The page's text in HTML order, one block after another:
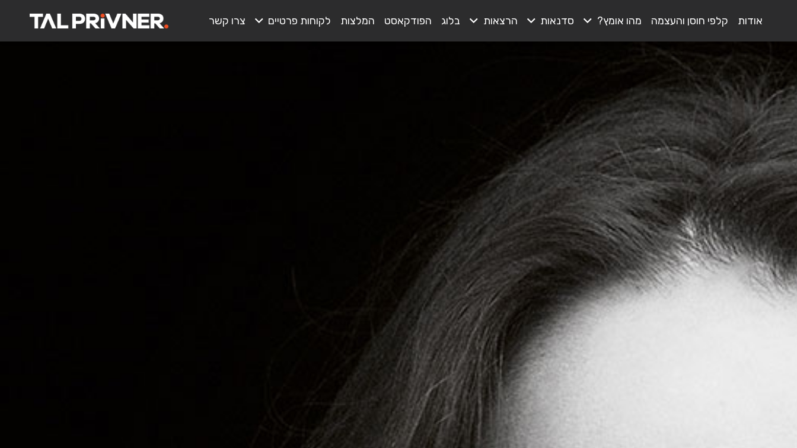
אודות קלפי חוסן והעצמה מהו אומץ? סדנאות הרצאות בלוג הפודקאסט המלצות לקוחות פרטיים צרו קשר